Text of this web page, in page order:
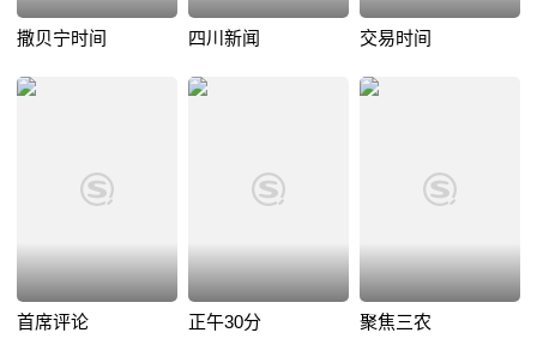
撒贝宁时间 四川新闻 交易时间
首席评论 正午30分 聚焦三农